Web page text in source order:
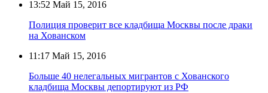
13:52 Май 15, 2016
Полиция проверит все кладбища Москвы после драки
на Хованском
11:17 Май 15, 2016
Больше 40 нелегальных мигрантов с Хованского
кладбища Москвы депортируют из РФ